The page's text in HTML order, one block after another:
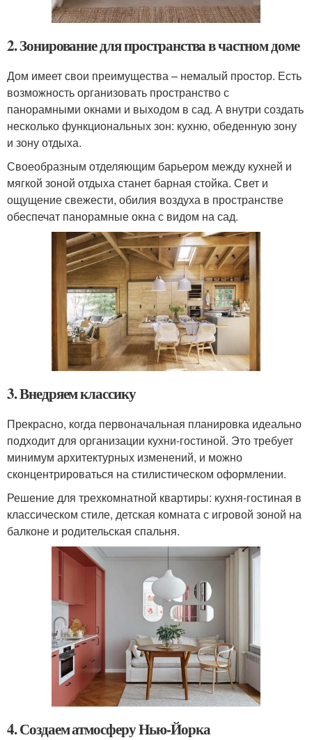
2. Зонирование для пространства в частном доме
Дом имеет свои преимущества – немалый простор. Есть
возможность организовать пространство с
панорамными окнами и выходом в сад. А внутри создать
несколько функциональных зон: кухню, обеденную зону
и зону отдыха.
Своеобразным отделяющим барьером между кухней и
мягкой зоной отдыха станет барная стойка. Свет и
ощущение свежести, обилия воздуха в пространстве
обеспечат панорамные окна с видом на сад.
3. Внедряем классику
Прекрасно, когда первоначальная планировка идеально
подходит для организации кухни-гостиной. Это требует
минимум архитектурных изменений, и можно
сконцентрироваться на стилистическом оформлении.
Решение для трехкомнатной квартиры: кухня-гостиная в
классическом стиле, детская комната с игровой зоной на
балконе и родительская спальня.
4. Создаем атмосферу Нью-Йорка